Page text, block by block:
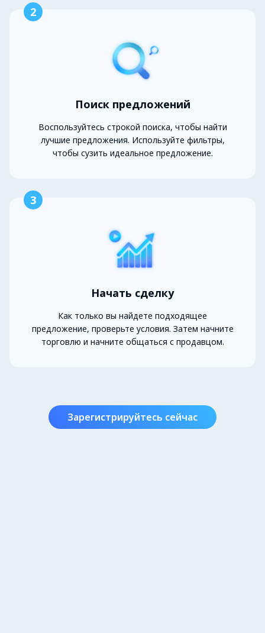
2
Поиск предложений
Воспользуйтесь строкой поиска, чтобы найти
лучшие предложения. Используйте фильтры,
чтобы сузить идеальное предложение.
3
Начать сделку
Как только вы найдете подходящее
предложение, проверьте условия. Затем начните
торговлю и начните общаться с продавцом.
Зарегистрируйтесь сейчас